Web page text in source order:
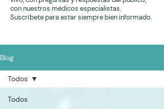
con nuestros médicos especialistas.
Suscríbete para estar siempre bien informado.
Blog
Todos
Todos